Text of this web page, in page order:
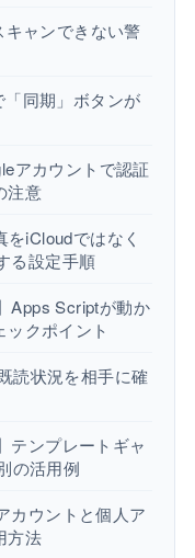
キャンできない警
「同期」ボタンが
アカウントで認証
注意
をiCloudではなく
る設定手順
Apps Scriptが動か
クポイント
読状況を相手に確
テンプレートギャ
の活用例
カウントと個人ア
方法